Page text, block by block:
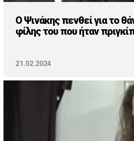
Ο Ψινάκης πενθεί για το
φίλης του που ήταν
21.02.2024